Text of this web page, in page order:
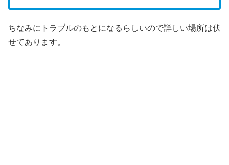
ちなみにトラブルのもとになるらしいので詳しい場所は伏
せてあります。